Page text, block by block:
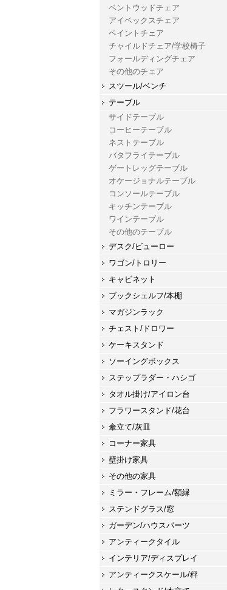
ベントウッドチェア
アイベックスチェア
ペイントチェア
チャイルドチェア/学校椅子
フォールディングチェア
その他のチェア
スツール/ベンチ
テーブル
サイドテーブル
コーヒーテーブル
ネストテーブル
バタフライテーブル
ゲートレッグテーブル
オケージョナルテーブル
コンソールテーブル
キッチンテーブル
ワインテーブル
その他のテーブル
デスク/ビューロー
ワゴン/トロリー
キャビネット
ブックシェルフ/本棚
マガジンラック
チェスト/ドロワー
ケーキスタンド
ソーイングボックス
ステップラダー・ハシゴ
タオル掛け/アイロン台
フラワースタンド/花台
傘立て/灰皿
コーナー家具
壁掛け家具
その他の家具
ミラー・フレーム/額縁
ステンドグラス/窓
ガーデン/ハウスパーツ
アンティークタイル
インテリア/ディスプレイ
アンティークスケール/秤